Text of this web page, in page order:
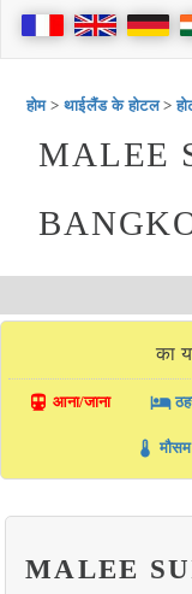
होम>थाईलैंड के होटल>
MALEE
का
directions_transit आना/जाना local_hotel
thermostat मौसम
MALEE